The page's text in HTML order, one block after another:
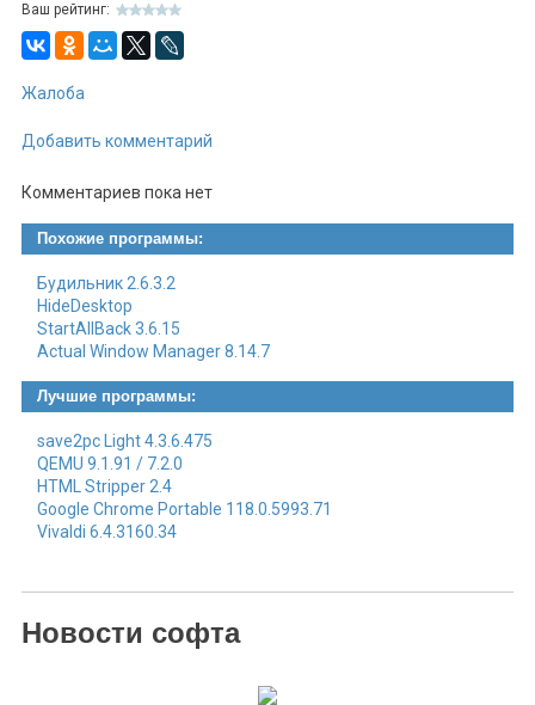
напоминания более персонализированными.
Простой и интуитивно понятный интерфейс:
Интерфейс программы прост в использовании и не
требует сложной настройки.
PC WorkBreakпомогает вам поддерживать баланс между
предотвратить проблемы, связанные с долгосрочным
сидячим образом жизни и работой за компьютером.
Ваш рейтинг:
Жалоба
Добавить комментарий
Комментариев пока нет
Похожие программы:
Будильник 2.6.3.2
HideDesktop
StartAllBack 3.6.15
Actual Window Manager 8.14.7
Лучшие программы:
save2pc Light 4.3.6.475
QEMU 9.1.91 / 7.2.0
HTML Stripper 2.4
Google Chrome Portable 118.0.5993.71
Vivaldi 6.4.3160.34
Новости софта